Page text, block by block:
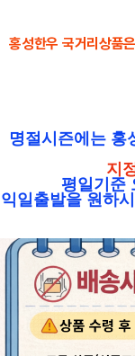
홍성한우 국거리상품
명절시즌에는 홍
지
평일기준
익일출발을 원하